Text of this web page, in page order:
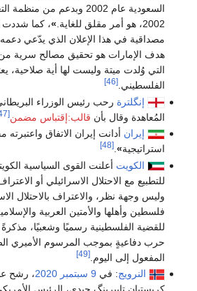
السعودية عام 2002 وبدعم من
2002، هو أمر مقلق للغاية.
»، كما شددت
مصداقية في هذا الإعلان الذي يدّعي
هدف الإمارات هو تحقيق مصالح سرية من
التي وُلدت ميتة وليست لها أية صلاحية،
الفلسطيني.[46]
إنگلترة رحب رئيس الوزراء
المُعاهدة وقال بأن قالب:إقتباس مضمن[47]
إيران أدانت إيران الاتفاق واعتبرته
استراتيجية»
.
[48]
الكويت أعلنت القوى السياسية
للتطبيع مع الاحتلال الاسرائيلي أو
وليس وجهة نظر، والاعتراف بالاحتلال
فلسطين وأهلها والأمتين العربية
للقضية الفلسطينية رسميًا وشعبيًا،
المفعول إلى اليوم.[49]
النرويج: في 9 سبتمبر 2020، رشح